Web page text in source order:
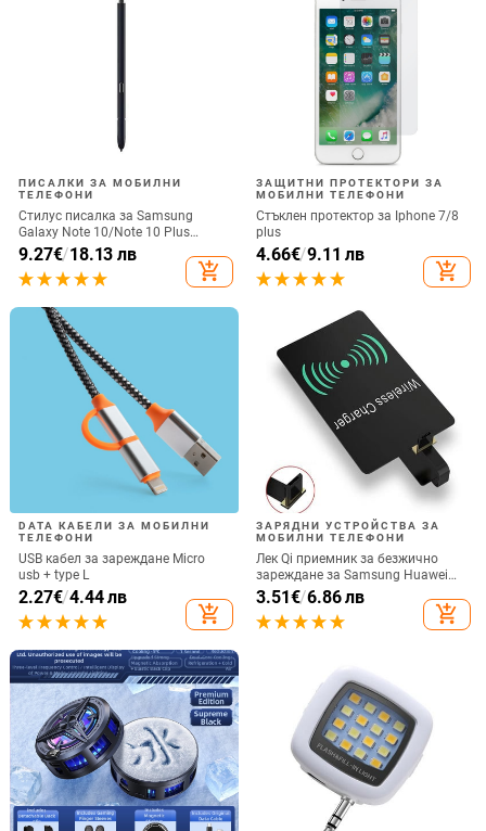
ПИСАЛКИ ЗА МОБИЛНИ
ТЕЛЕФОНИ
Стилус писалка за Samsung
Galaxy Note 10/Note 10 Plus
Универсална капацитивна
писалка Чувствителен сензорен
екран SPen Не е съвместим с
9.27€/18.13 лв
add_shopping_cart
ЗАЩИТНИ ПРОТЕКТОРИ ЗА
МОБИЛНИ ТЕЛЕФОНИ
Стъклен протектор за Iphone 7/8
plus
4.66€/9.11 лв
add_shopping_cart
DATA КАБЕЛИ ЗА МОБИЛНИ
ТЕЛЕФОНИ
USB кабел за зареждане Micro
usb + type L
2.27€/4.44 лв
add_shopping_cart
ЗАРЯДНИ УСТРОЙСТВА ЗА
МОБИЛНИ ТЕЛЕФОНИ
Лек Qi приемник за безжично
зареждане за Samsung Huawei
Xiaomi Универсален Micro USB
Type C Бърз адаптер за безжично
зареждане
3.51€/6.86 лв
add_shopping_cart